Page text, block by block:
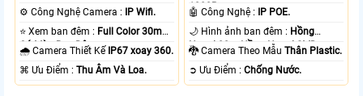
⚙ Công Nghệ Camera :
IP Wifi.
⭐ Xem ban đêm : Full Color 30m
Có Màu Ban Ðêm.
🌧️ Camera Thiết Kế IP67 xoay 360.
️⌘ Ưu Điểm :Thu Âm Và Loa.
1080P .
🤖️ Công Nghệ :
IP POE.
🌙 Hình ảnh ban đêm : Hồng
Ngoại 20m Hồng Ngoại SMD.
🐉️ Camera Theo MẫuThân Plastic.
️➲ Ưu Điểm :Chống Nước.